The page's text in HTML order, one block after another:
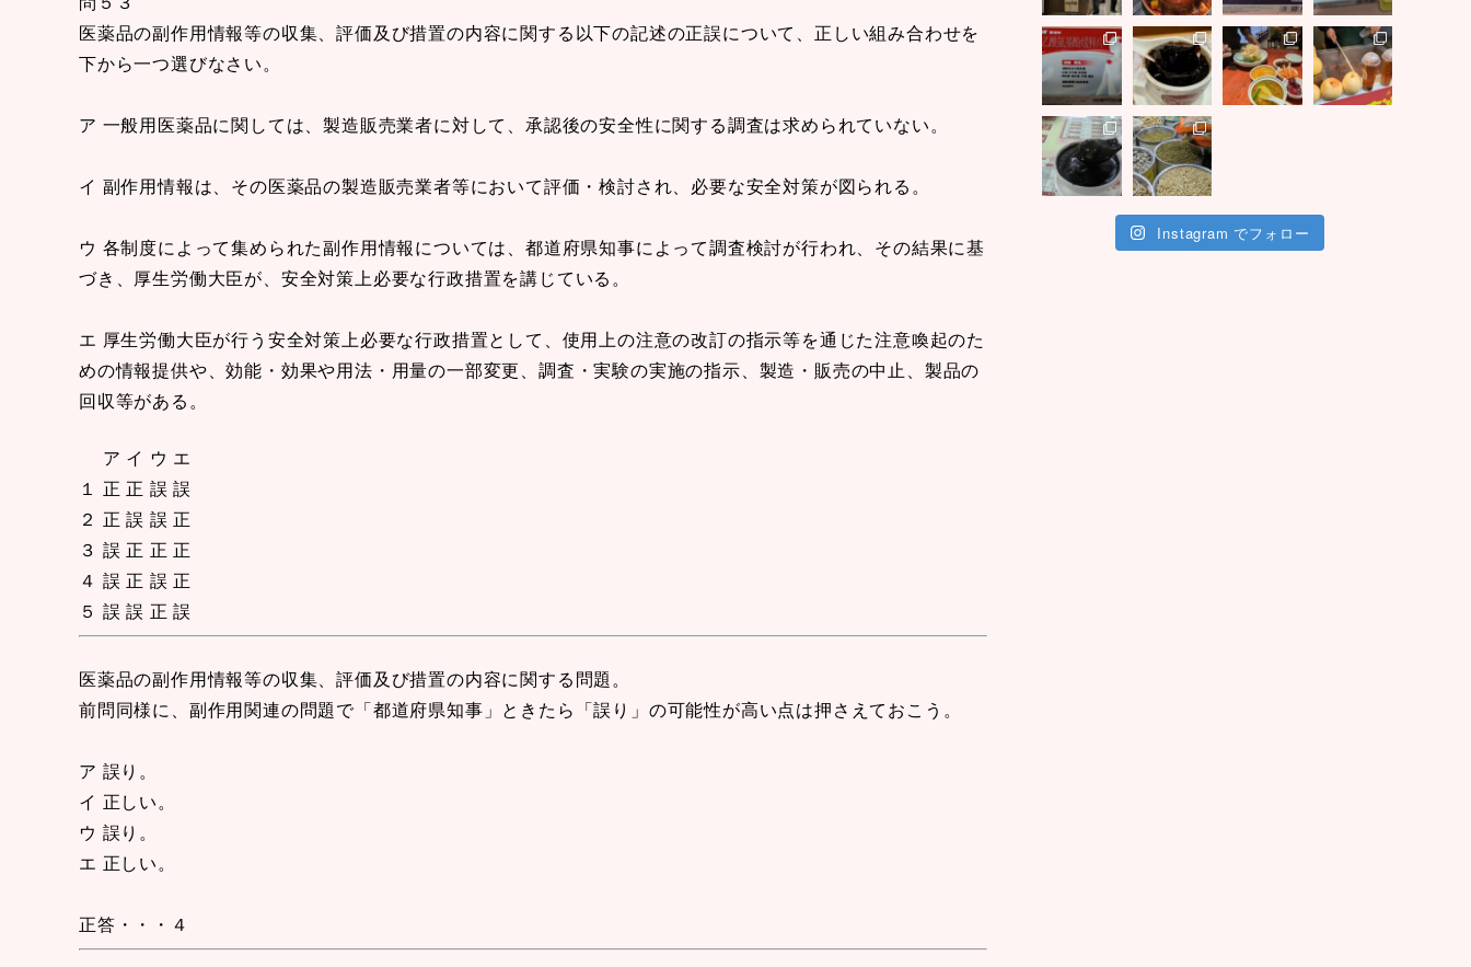
医薬品の副作用情報等の収集、評価及び措置の内容に関する以下の記述の正誤について、正しい組み合わせを
下から一つ選びなさい。
ア 一般用医薬品に関しては、製造販売業者に対して、承認後の安全性に関する調査は求められていない。
イ 副作用情報は、その医薬品の製造販売業者等において評価・検討され、必要な安全対策が図られる。
ウ 各制度によって集められた副作用情報については、都道府県知事によって調査検討が行われ、その結果に基
づき、厚生労働大臣が、安全対策上必要な行政措置を講じている。
エ 厚生労働大臣が行う安全対策上必要な行政措置として、使用上の注意の改訂の指示等を通じた注意喚起のた
めの情報提供や、効能・効果や用法・用量の一部変更、調査・実験の実施の指示、製造・販売の中止、製品の
回収等がある。
ア イ ウ エ
１ 正 正 誤 誤
２ 正 誤 誤 正
３ 誤 正 正 正
４ 誤 正 誤 正
５ 誤 誤 正 誤
医薬品の副作用情報等の収集、評価及び措置の内容に関する問題。
前問同様に、副作用関連の問題で「都道府県知事」ときたら「誤り」の可能性が高い点は押さえておこう。
ア 誤り。
イ 正しい。
ウ 誤り。
エ 正しい。
正答・・・４
Instagram でフォロー